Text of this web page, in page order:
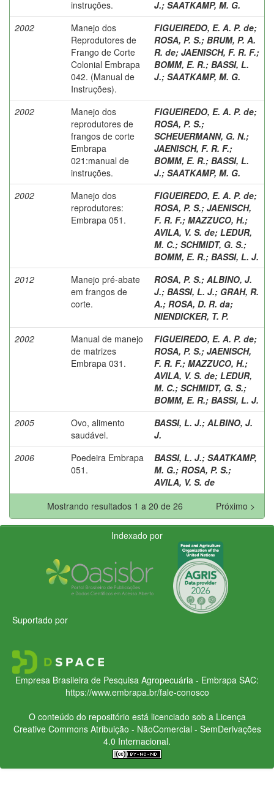
instruções. J.; SAATKAMP, M. G.
2002
Manejo dos
Reprodutores de
Frango de Corte
Colonial Embrapa
042. (Manual de
Instruções).
FIGUEIREDO, E. A. P. de;
ROSA, P. S.; BRUM, P. A.
R. de; JAENISCH, F. R. F.;
BOMM, E. R.; BASSI, L.
J.; SAATKAMP, M. G.
2002
Manejo dos
reprodutores de
frangos de corte
Embrapa
021:manual de
instruções.
FIGUEIREDO, E. A. P. de;
ROSA, P. S.;
SCHEUERMANN, G. N.;
JAENISCH, F. R. F.;
BOMM, E. R.; BASSI, L.
J.; SAATKAMP, M. G.
2002
Manejo dos
reprodutores:
Embrapa 051.
FIGUEIREDO, E. A. P. de;
ROSA, P. S.; JAENISCH,
F. R. F.; MAZZUCO, H.;
AVILA, V. S. de; LEDUR,
M. C.; SCHMIDT, G. S.;
BOMM, E. R.; BASSI, L. J.
2012
Manejo pré-abate
em frangos de
corte.
ROSA, P. S.; ALBINO, J.
J.; BASSI, L. J.; GRAH, R.
A.; ROSA, D. R. da;
NIENDICKER, T. P.
2002
Manual de manejo
de matrizes
Embrapa 031.
FIGUEIREDO, E. A. P. de;
ROSA, P. S.; JAENISCH,
F. R. F.; MAZZUCO, H.;
AVILA, V. S. de; LEDUR,
M. C.; SCHMIDT, G. S.;
BOMM, E. R.; BASSI, L. J.
2005
Ovo, alimento
saudável.
BASSI, L. J.; ALBINO, J.
J.
2006
Poedeira Embrapa
051.
BASSI, L. J.; SAATKAMP,
M. G.; ROSA, P. S.;
AVILA, V. S. de
Mostrando resultados 1 a 20 de 26
Próximo >
Indexado por
Suportado por
Empresa Brasileira de Pesquisa Agropecuária - Embrapa SAC:
https://www.embrapa.br/fale-conosco
O conteúdo do repositório está licenciado sob a Licença
Creative CommonsAtribuição - NãoComercial - SemDerivações
4.0 Internacional.